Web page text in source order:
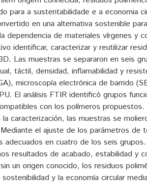
para a sustentabilidade e a economia
en una alternativa sostenible
dependencia de materiales vírgenes y
identificar, caracterizar y reutilizar
Las muestras se separaron en seis
táctil, densidad, inflamabilidad y
microscopía electrónica de barrido
El análisis FTIR identificó grupos
con los polímeros propuestos.
caracterización, las muestras se
el ajuste de los parámetros de
en cuatro de los seis
resultados de acabado, estabilidad y
un origen conocido, los residuos
y la economía circular